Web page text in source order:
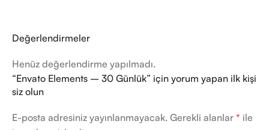
Değerlendirmeler
Henüz değerlendirme yapılmadı.
“Envato Elements – 30 Günlük” için yorum yapan ilk kişi
siz olun
E-posta adresiniz yayınlanmayacak. Gerekli alanlar * ile